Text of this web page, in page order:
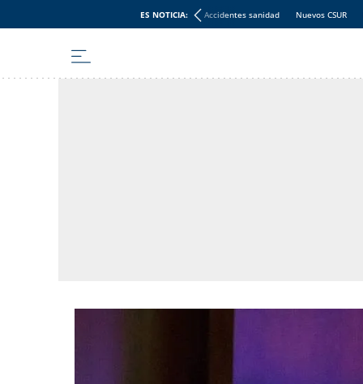
ES NOTICIA: Accidentes sanidad Nuevos CSUR